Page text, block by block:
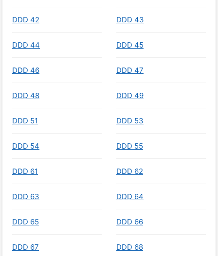
DDD 42 DDD 43
DDD 44 DDD 45
DDD 46 DDD 47
DDD 48 DDD 49
DDD 51 DDD 53
DDD 54 DDD 55
DDD 61 DDD 62
DDD 63 DDD 64
DDD 65 DDD 66
DDD 67 DDD 68